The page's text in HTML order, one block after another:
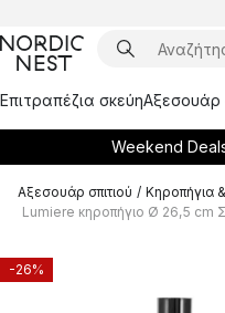
Επιτραπέζια σκεύηΑξεσουάρ
Weekend
Αξεσουάρ σπιτιού / Κηροπήγια
Lumiere κηροπήγιο Ø 26,5 cm
-26%